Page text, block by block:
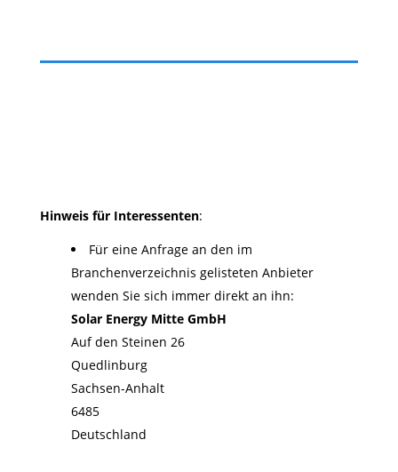
Hinweis für Interessenten:
Für eine Anfrage an den im
Branchenverzeichnis gelisteten Anbieter
wenden Sie sich immer direkt an ihn:
Solar Energy Mitte GmbH
Auf den Steinen 26
Quedlinburg
Sachsen-Anhalt
6485
Deutschland